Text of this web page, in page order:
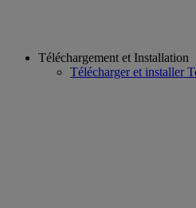
Téléchargement et Installation
Télécharger et installer